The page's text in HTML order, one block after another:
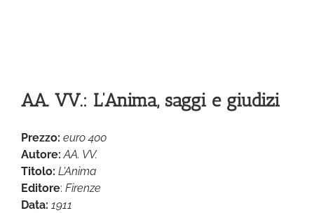
AA. VV.: L’Anima, saggi e giudizi
Prezzo: euro 400
Autore: AA. VV.
Titolo: L'Anima
Editore: Firenze
Data: 1911